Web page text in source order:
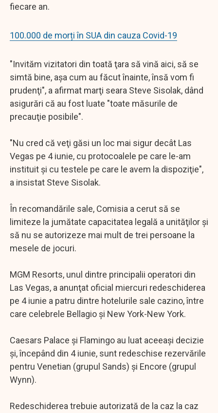
fiecare an.
100.000 de morți în SUA din cauza Covid-19
"Invităm vizitatori din toată ţara să vină aici, să se
simtă bine, aşa cum au făcut înainte, însă vom fi
prudenţi", a afirmat marţi seara Steve Sisolak, dând
asigurări că au fost luate "toate măsurile de
precauţie posibile".
"Nu cred că veţi găsi un loc mai sigur decât Las
Vegas pe 4 iunie, cu protocoalele pe care le-am
instituit şi cu testele pe care le avem la dispoziţie",
a insistat Steve Sisolak.
În recomandările sale, Comisia a cerut să se
limiteze la jumătate capacitatea legală a unităţilor şi
să nu se autorizeze mai mult de trei persoane la
mesele de jocuri.
MGM Resorts, unul dintre principalii operatori din
Las Vegas, a anunţat oficial miercuri redeschiderea
pe 4 iunie a patru dintre hotelurile sale cazino, între
care celebrele Bellagio şi New York-New York.
Caesars Palace şi Flamingo au luat aceeaşi decizie
şi, începând din 4 iunie, sunt redeschise rezervările
pentru Venetian (grupul Sands) şi Encore (grupul
Wynn).
Redeschiderea trebuie autorizată de la caz la caz